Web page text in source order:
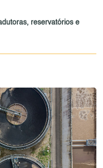
reservatórios e